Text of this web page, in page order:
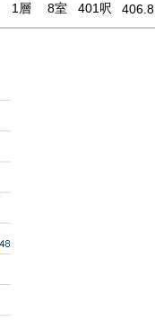
1層 8室 401呎 406.8